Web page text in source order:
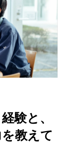
験と、
教えて